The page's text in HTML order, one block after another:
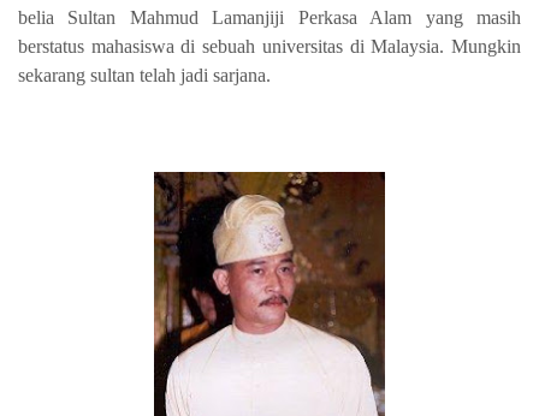
belia Sultan Mahmud Lamanjiji Perkasa Alam yang masih
berstatus mahasiswa di sebuah universitas di Malaysia. Mungkin
sekarang sultan telah jadi sarjana.